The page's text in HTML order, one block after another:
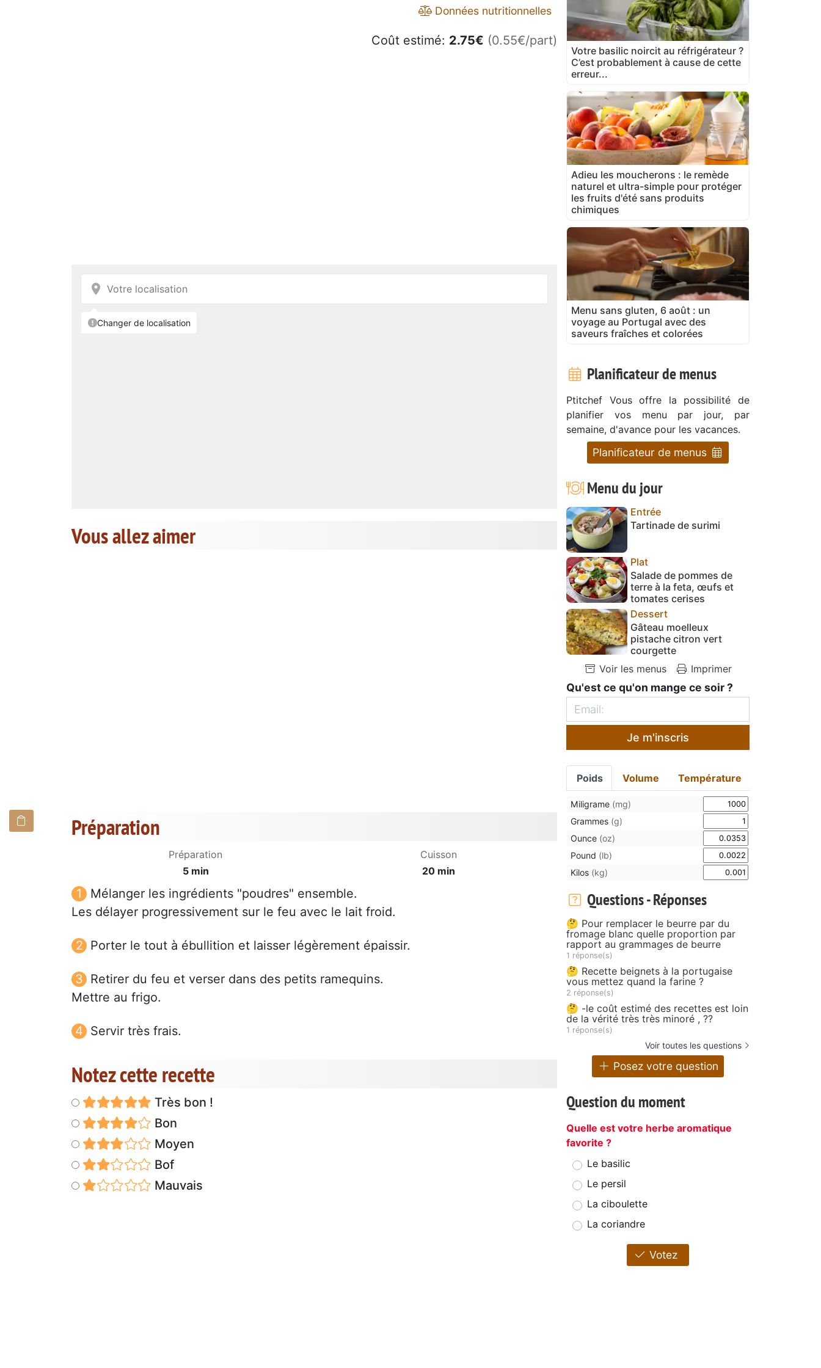
Données nutritionnelles
Coût estimé: 2.75€ (0.55€/part)
Vous allez aimer
Préparation
Préparation
5 min
Cuisson
20 min
Mélanger les ingrédients "poudres" ensemble.
Les délayer progressivement sur le feu avec le lait froid.
Porter le tout à ébullition et laisser légèrement épaissir.
Retirer du feu et verser dans des petits ramequins.
Mettre au frigo.
Servir très frais.
Notez cette recette
Très bon !
Bon
Moyen
Bof
Mauvais
Votre basilic noircit au réfrigérateur ?
C’est probablement à cause de cette
erreur...
Adieu les moucherons : le remède
naturel et ultra-simple pour protéger
les fruits d'été sans produits
chimiques
Menu sans gluten, 6 août : un
voyage au Portugal avec des
saveurs fraîches et colorées
Planificateur de menus
Ptitchef Vous offre la possibilité de
planifier vos menu par jour, par
semaine, d'avance pour les vacances.
Planificateur de menus
Menu du jour
Entrée
Tartinade de surimi
Plat
Salade de pommes de
terre à la feta, œufs et
tomates cerises
Dessert
Gâteau moelleux
pistache citron vert
courgette
Voir les menus
Imprimer
Qu'est ce qu'on mange ce soir ?
Je m'inscris
Poids Volume Température
Miligrame (mg)
Grammes (g)
Ounce (oz)
Pound (lb)
Kilos (kg)
Questions - Réponses
🤔 Pour remplacer le beurre par du
fromage blanc quelle proportion par
rapport au grammages de beurre
1 réponse(s)
🤔 Recette beignets à la portugaise
vous mettez quand la farine ?
2 réponse(s)
🤔 -le coût estimé des recettes est loin
de la vérité très très minoré , ??
1 réponse(s)
Voir toutes les questions
Posez votre question
Question du moment
Quelle est votre herbe aromatique
favorite ?
Le basilic
Le persil
La ciboulette
La coriandre
Votez